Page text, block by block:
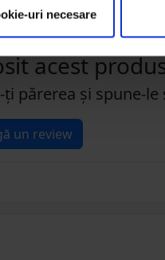
uri necesare
acest
ți părerea și spune-
un review